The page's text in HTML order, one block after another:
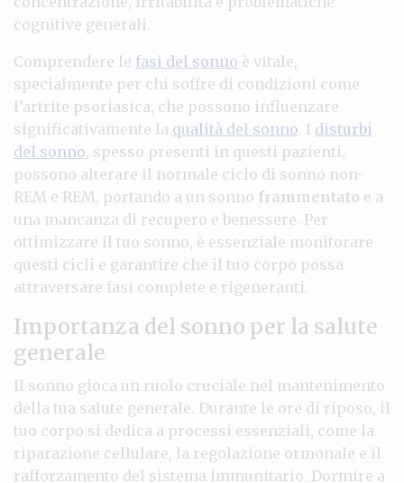
cognitive generali.
Comprendere le fasi del sonno è vitale,
specialmente per chi soffre di condizioni come
l’artrite psoriasica, che possono influenzare
significativamente la qualità del sonno. I disturbi
del sonno, spesso presenti in questi pazienti,
possono alterare il normale ciclo di sonno non-
REM e REM, portando a un sonno frammentato e a
una mancanza di recupero e benessere. Per
ottimizzare il tuo sonno, è essenziale monitorare
questi cicli e garantire che il tuo corpo possa
attraversare fasi complete e rigeneranti.
Importanza del sonno per la salute
generale
Il sonno gioca un ruolo cruciale nel mantenimento
della tua salute generale. Durante le ore di riposo, il
tuo corpo si dedica a processi essenziali, come la
riparazione cellulare, la regolazione ormonale e il
rafforzamento del sistema immunitario. Dormire a